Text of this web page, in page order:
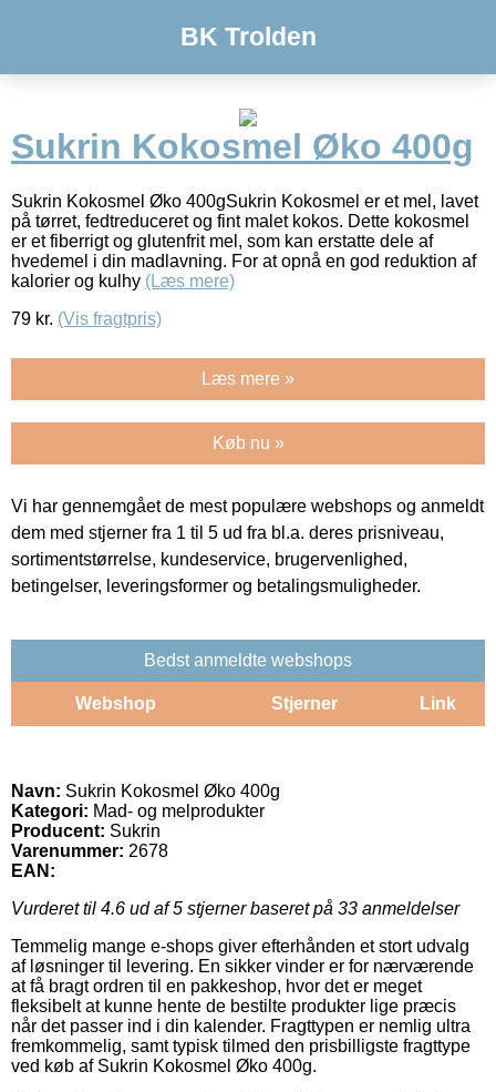
BK Trolden
Sukrin Kokosmel Øko 400g
Sukrin Kokosmel Øko 400gSukrin Kokosmel er et mel, lavet
på tørret, fedtreduceret og fint malet kokos. Dette kokosmel
er et fiberrigt og glutenfrit mel, som kan erstatte dele af
hvedemel i din madlavning. For at opnå en god reduktion af
kalorier og kulhy (Læs mere)
79 kr. (Vis fragtpris)
Læs mere »
Køb nu »
Vi har gennemgået de mest populære webshops og anmeldt
dem med stjerner fra 1 til 5 ud fra bl.a. deres prisniveau,
sortimentstørrelse, kundeservice, brugervenlighed,
betingelser, leveringsformer og betalingsmuligheder.
Bedst anmeldte webshops
Webshop Stjerner Link
Navn: Sukrin Kokosmel Øko 400g
Kategori: Mad- og melprodukter
Producent: Sukrin
Varenummer: 2678
EAN:
Vurderet til 4.6 ud af 5 stjerner baseret på 33 anmeldelser
Temmelig mange e-shops giver efterhånden et stort udvalg
af løsninger til levering. En sikker vinder er for nærværende
at få bragt ordren til en pakkeshop, hvor det er meget
fleksibelt at kunne hente de bestilte produkter lige præcis
når det passer ind i din kalender. Fragttypen er nemlig ultra
fremkommelig, samt typisk tilmed den prisbilligste fragttype
ved køb af Sukrin Kokosmel Øko 400g.